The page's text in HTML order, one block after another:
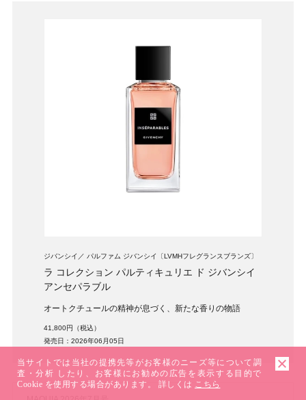
ジバンシイ パルファム ジバンシイ〔LVMHフレグランスブランズ〕
ラ コレクション パルティキュリエ ド ジバンシイ
アンセパラブル
オートクチュールの精神が息づく、新たな香りの物語
41,800円（税込）
発売日：2026年06月05日
当サイトでは当社の提携先等がお客様のニーズ等について調
査・分析 したり、お客様にお勧めの広告を表示する目的で
Cookie を使用する場合があります。 詳しくは こちら